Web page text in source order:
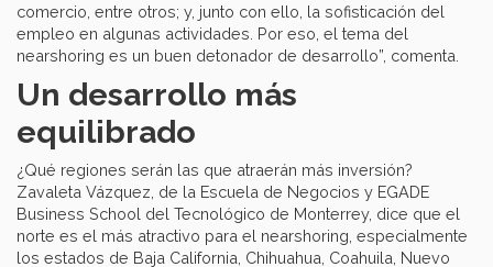
comercio, entre otros; y, junto con ello, la sofisticación del
empleo en algunas actividades. Por eso, el tema del
nearshoring es un buen detonador de desarrollo”, comenta.
Un desarrollo más
equilibrado
¿Qué regiones serán las que atraerán más inversión?
Zavaleta Vázquez, de la Escuela de Negocios y EGADE
Business School del Tecnológico de Monterrey, dice que el
norte es el más atractivo para el nearshoring, especialmente
los estados de Baja California, Chihuahua, Coahuila, Nuevo